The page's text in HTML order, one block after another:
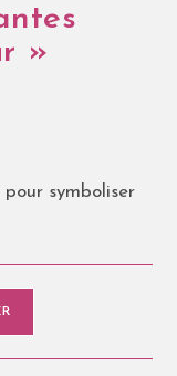
»
symboliser